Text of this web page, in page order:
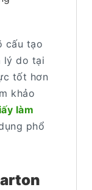
cấu tạo
lý do tại
tốt hơn
khảo
làm
phổ